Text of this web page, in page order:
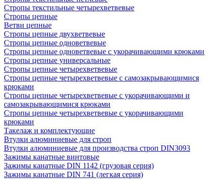
Стропы текстильные четырехветвевые
Стропы цепные
Ветви цепные
Стропы цепные двухветвевые
Стропы цепные одноветвевые
Стропы цепные одноветвевые с укорачивающими крюками
Стропы цепные универсальные
Стропы цепные четырехветвевые
Стропы цепные четырехветвевые с самозакрывающимися
крюками
Стропы цепные четырехветвевые с укорачивающими и
самозакрывающимися крюками
Стропы цепные четырехветвевые с укорачивающими
крюками
Такелаж и комплектующие
Втулки алюминиевые для строп
Втулки алюминиевые для производства строп DIN3093
Зажимы канатные винтовые
Зажимы канатные DIN 1142 (грузовая серия)
Зажимы канатные DIN 741 (легкая серия)